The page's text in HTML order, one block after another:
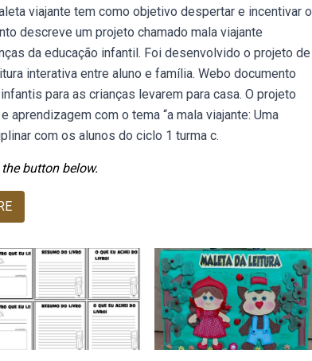
viajante tem como objetivo despertar e incentivar o
descreve um projeto chamado mala viajante
da educação infantil. Foi desenvolvido o projeto de
interativa entre aluno e família. Webo documento
para as crianças levarem para casa. O projeto
com o tema “a mala viajante: Uma
com os alunos do ciclo 1 turma c.
button below.